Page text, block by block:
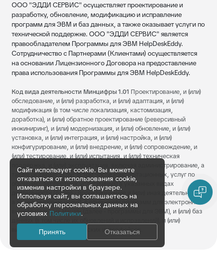
ООО "ЭДДИ СЕРВИС" осуществляет проектирование и
разработку, обновление, модификацию и исправление
программ для ЭВМ и баз данных, а также оказывает услуги по
технической поддержке. ООО "ЭДДИ СЕРВИС" является
правообладателем Программы для ЭВМ HelpDeskEddy.
Сотрудничество с Партнерами (Клиентами) осуществляется
на основании Лицензионного Договора на предоставление
права использования Программы для ЭВМ HelpDeskEddy.
Код вида деятельности Минцифры 1.01 Проектирование, и (или)
обследование, и (или) разработка, и (или) адаптация, и (или)
модификация (в том числе локализация, кастомизация,
доработка), и (или) обратное проектирование (реверсивный
инжиниринг), и (или) модернизация, и (или) обновление, и (или)
установка, и (или) интеграция, и (или) настройка, и (или)
конфигурирование, и (или) внедрение, и (или) сопровождение, и
(или) тестирование, и (или) испытания, и (или) техническая
поддержка, и (или) эксплуатация, включая администрирование, а
также оказание услуг (в том числе консультационных, услуг по
обучению, экспертных услуг и иных) в указанных видах
деятельности (далее - проектирование и (или) иная деятельность,
а также оказание услуг), в отношении программ для электронных
вычислительных машин (далее - программы для ЭВМ), и (или) баз
данных (в том числе их обновлений и исправлений), и (или)
визуальных пользовательских интерфейсов.
Сайт использует cookie. Вы можете
отказаться от использования cookie,
изменив настройки в браузере.
Используя сайт, вы соглашаетесь на
обработку персональных данных на
условиях Политики.
Принять Отказаться